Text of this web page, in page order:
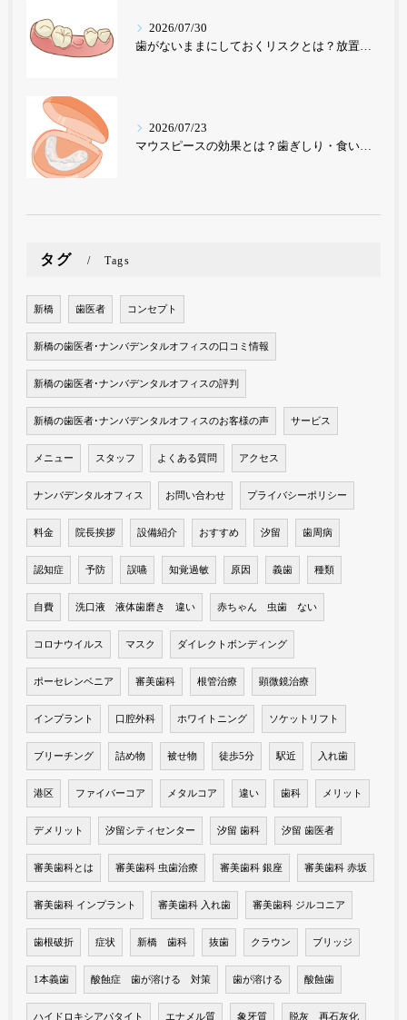
2026/07/30
歯がないままにしておくリスクとは？放置が招く深刻な影響を歯科医が解説【東京・ナンバデンタルオフィス】
2026/07/23
マウスピースの効果とは？歯ぎしり・食いしばり・歯並び改善まで｜東京のナンバデンタルオフィスが徹底解説
タグ Tags
新橋 歯医者 コンセプト
新橋の歯医者･ナンバデンタルオフィスの口コミ情報
新橋の歯医者･ナンバデンタルオフィスの評判
新橋の歯医者･ナンバデンタルオフィスのお客様の声 サービス
メニュー スタッフ よくある質問 アクセス
ナンバデンタルオフィス お問い合わせ プライバシーポリシー
料金 院長挨拶 設備紹介 おすすめ 汐留 歯周病
認知症 予防 誤嚥 知覚過敏 原因 義歯 種類
自費 洗口液 液体歯磨き 違い 赤ちゃん 虫歯 ない
コロナウイルス マスク ダイレクトボンディング
ポーセレンベニア 審美歯科 根管治療 顕微鏡治療
インプラント 口腔外科 ホワイトニング ソケットリフト
ブリーチング 詰め物 被せ物 徒歩5分 駅近 入れ歯
港区 ファイバーコア メタルコア 違い 歯科 メリット
デメリット 汐留シティセンター 汐留 歯科 汐留 歯医者
審美歯科とは 審美歯科 虫歯治療 審美歯科 銀座 審美歯科 赤坂
審美歯科 インプラント 審美歯科 入れ歯 審美歯科 ジルコニア
歯根破折 症状 新橋 歯科 抜歯 クラウン ブリッジ
1本義歯 酸蝕症 歯が溶ける 対策 歯が溶ける 酸蝕歯
ハイドロキシアパタイト エナメル質 象牙質 脱灰 再石灰化